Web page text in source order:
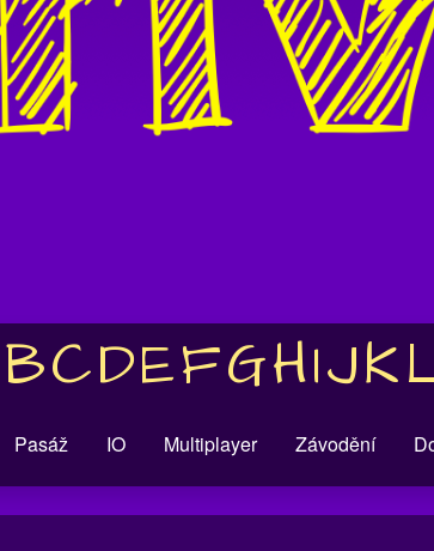
BCDEFGHIJK
Pasáž IO Multiplayer Závodění